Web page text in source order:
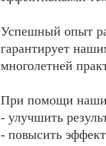
Успешный опыт
гарантирует
многолетней
При помощи
- улучшить
- повысить